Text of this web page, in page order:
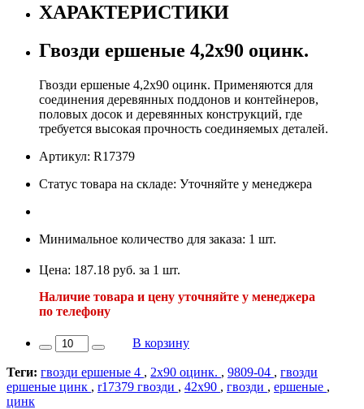
ХАРАКТЕРИСТИКИ
Гвозди ершеные 4,2х90 оцинк.
Гвозди ершеные 4,2х90 оцинк. Применяются для
соединения деревянных поддонов и контейнеров,
половых досок и деревянных конструкций, где
требуется высокая прочность соединяемых деталей.
Артикул: R17379
Статус товара на складе: Уточняйте у менеджера
Минимальное количество для заказа: 1 шт.
Цена: 187.18 руб. за 1 шт.
Наличие товара и цену уточняйте у менеджера
по телефону
В корзину
Теги: гвозди ершеные 4 , 2х90 оцинк. , 9809-04 , гвозди
ершеные цинк , r17379 гвозди , 42х90 , гвозди , ершеные ,
цинк